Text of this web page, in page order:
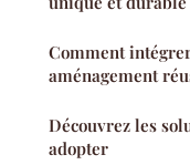
Comment
aménagement
Découvrez les
adopter